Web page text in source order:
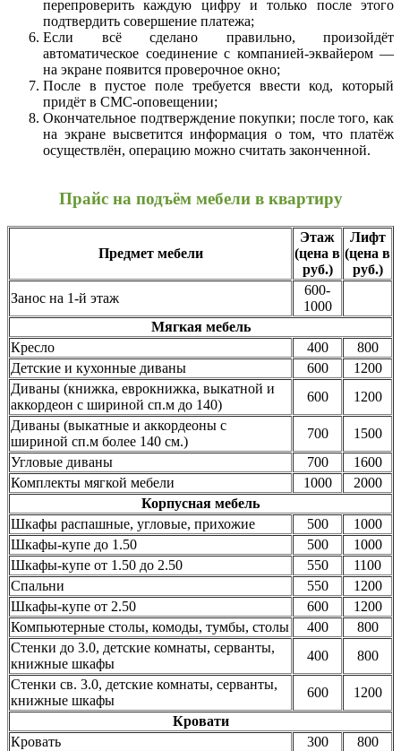
перепроверить каждую цифру и только после этого
подтвердить совершение платежа;
Если всё сделано правильно, произойдёт
автоматическое соединение с компанией-эквайером —
на экране появится проверочное окно;
После в пустое поле требуется ввести код, который
придёт в СМС-оповещении;
Окончательное подтверждение покупки; после того, как
на экране высветится информация о том, что платёж
осуществлён, операцию можно считать законченной.
Прайс на подъём мебели в квартиру
Предмет мебели
Этаж
(цена в
руб.)
Лифт
(цена в
руб.)
Занос на 1-й этаж
600-
1000
Мягкая мебель
Кресло
400
800
Детские и кухонные диваны
600
1200
Диваны (книжка, еврокнижка, выкатной и
аккордеон с шириной сп.м до 140)
600
1200
Диваны (выкатные и аккордеоны с
шириной сп.м более 140 см.)
700
1500
Угловые диваны
700
1600
Комплекты мягкой мебели
1000
2000
Корпусная мебель
Шкафы распашные, угловые, прихожие
500
1000
Шкафы-купе до 1.50
500
1000
Шкафы-купе от 1.50 до 2.50
550
1100
Спальни
550
1200
Шкафы-купе от 2.50
600
1200
Компьютерные столы, комоды, тумбы, столы
400
800
Стенки до 3.0, детские комнаты, серванты,
книжные шкафы
400
800
Стенки св. 3.0, детские комнаты, серванты,
книжные шкафы
600
1200
Кровати
Кровать
300
800